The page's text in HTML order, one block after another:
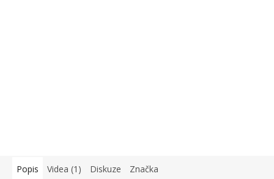
Popis Videa (1) Diskuze Značka